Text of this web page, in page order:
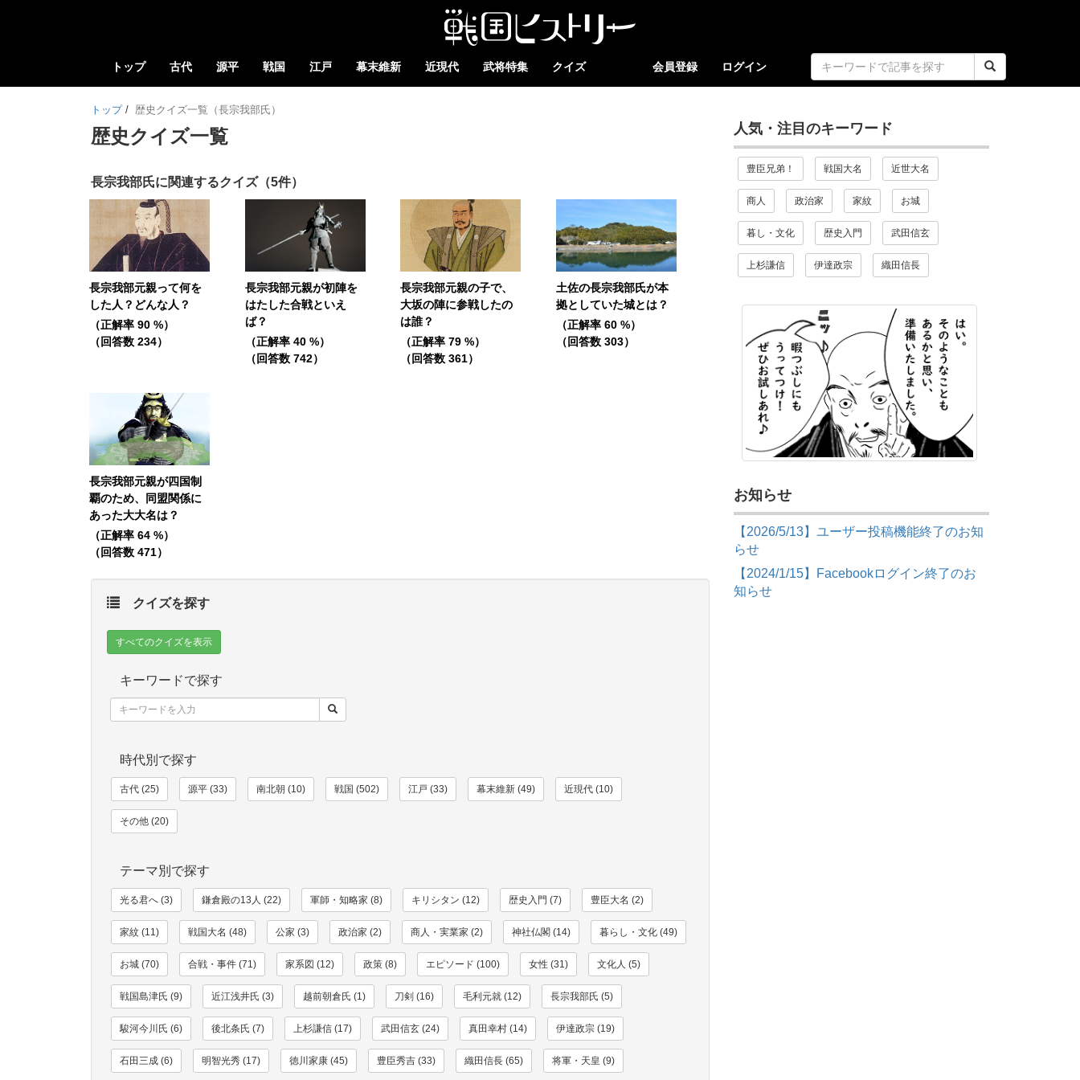
トップ 古代 源平 戦国 江戸 幕末維新 近現代 武将特集 クイズ 会員登録 ログイン
トップ / 歴史クイズ一覧（長宗我部氏）
歴史クイズ一覧
長宗我部氏に関連するクイズ（5件）
長宗我部元親って何を
した人？どんな人？
（正解率 90 %）
（回答数 234）
長宗我部元親が初陣を
はたした合戦といえ
ば？
（正解率 40 %）
（回答数 742）
長宗我部元親の子で、
大坂の陣に参戦したの
は誰？
（正解率 79 %）
（回答数 361）
土佐の長宗我部氏が本
拠としていた城とは？
（正解率 60 %）
（回答数 303）
長宗我部元親が四国制
覇のため、同盟関係に
あった大大名は？
（正解率 64 %）
（回答数 471）
クイズを探す
すべてのクイズを表示
キーワードで探す
時代別で探す
古代 (25) 源平 (33) 南北朝 (10) 戦国 (502) 江戸 (33) 幕末維新 (49) 近現代 (10)
その他 (20)
テーマ別で探す
光る君へ (3) 鎌倉殿の13人 (22) 軍師・知略家 (8) キリシタン (12) 歴史入門 (7) 豊臣大名 (2)
家紋 (11) 戦国大名 (48) 公家 (3) 政治家 (2) 商人・実業家 (2) 神社仏閣 (14) 暮らし・文化 (49)
お城 (70) 合戦・事件 (71) 家系図 (12) 政策 (8) エピソード (100) 女性 (31) 文化人 (5)
戦国島津氏 (9) 近江浅井氏 (3) 越前朝倉氏 (1) 刀剣 (16) 毛利元就 (12) 長宗我部氏 (5)
駿河今川氏 (6) 後北条氏 (7) 上杉謙信 (17) 武田信玄 (24) 真田幸村 (14) 伊達政宗 (19)
石田三成 (6) 明智光秀 (17) 徳川家康 (45) 豊臣秀吉 (33) 織田信長 (65) 将軍・天皇 (9)
人気・注目のキーワード
豊臣兄弟！ 戦国大名 近世大名
商人 政治家 家紋 お城
暮し・文化 歴史入門 武田信玄
上杉謙信 伊達政宗 織田信長
お知らせ
【2026/5/13】ユーザー投稿機能終了のお知
らせ
【2024/1/15】Facebookログイン終了のお
知らせ